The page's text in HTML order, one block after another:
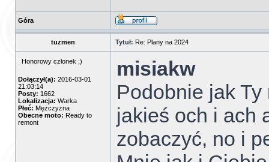
Góra
tuzmen Tytuł: Re: Plany na 2024
Honorowy członek ;)
Dołączył(a): 2016-03-01
21:03:14
Posty: 1662
Lokalizacja: Warka
Płeć: Mężczyzna
Obecne moto: Ready to
remont
misiakw
Podobnie jak
jakieś och i ach
zobaczyć, no i